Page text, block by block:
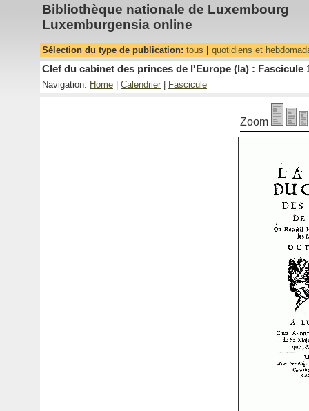
Bibliothèque nationale de Luxembourg
Luxemburgensia online
Sélection du type de publication: tous quotidiens et
Clef du cabinet des princes de l'Europe (la) : Fascicule
Navigation: Home Calendrier Fascicule
Zoom